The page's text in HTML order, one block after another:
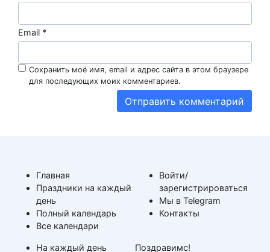
Email *
Сохранить моё имя, email и адрес сайта в этом браузере
для последующих моих комментариев.
Главная
Праздники на каждый
день
Полный календарь
Все календари
На каждый день
Войти/
зарегистрироваться
Мы в Telegram
Контакты
Поздравимс!